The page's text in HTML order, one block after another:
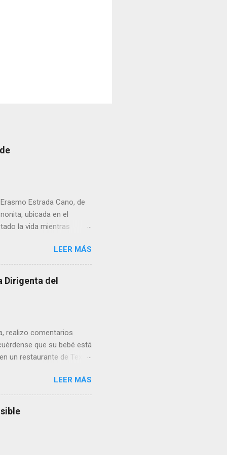
Estrada Cano, de
ubicada en el
la vida mientras
presidente del Club
LEER MÁS
Dirigenta del
realizo comentarios
que su bebé está
un restaurante de Texas
lo mejor en el IMSS?,
o algo?, yo creo que
así de que, 'por
por los vínculos y las
LEER MÁS